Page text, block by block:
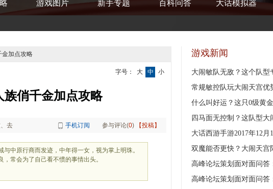
王权与自由 诛仙世界 新
游戏图片 新手专题 百科问答 大话模拟器
金加点攻略
字号： 大 中 小
族俏千金加点攻略
去 手机订阅 参与评论(0) 【投稿】
中原行商而发迹，中年得一女，视为掌上明珠。
常会为了自己看不惯的事情出头。
游戏新闻
大闹敏队无敌？这个队型
常规敏控队玩大闹天宫优
什么叫好运？这只0级黄金
四马面无控制？这队型大
大话西游手游2017年12月
双魔能否更快？大闹天宫
高峰论坛策划面对面问答
高峰论坛策划面对面问答